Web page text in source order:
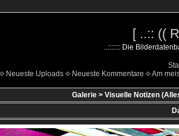
[ ..:: ((
..::::::: Die
Neueste Uploads Neueste Kommentare Am
Galerie> Visuelle Notizen